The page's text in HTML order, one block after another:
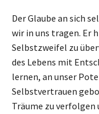
Der Glaube an sich
wir in uns tragen. Er
Selbstzweifel zu
des Lebens mit
lernen, an unser
Selbstvertrauen
Träume zu verfolgen